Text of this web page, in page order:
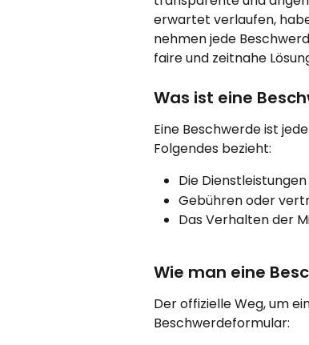
erwartet verlaufen,
nehmen jede
faire und zeitnahe
Was ist eine
Eine Beschwerde ist
Folgendes bezieht:
Die
Gebühren oder
Das Verhalten der
Wie man eine
Der offizielle Weg, um
Beschwerdeformular: